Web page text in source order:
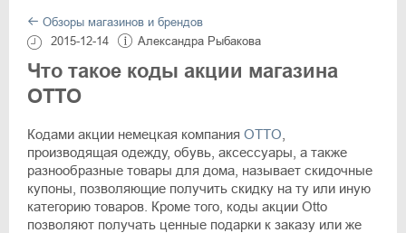
Обзоры магазинов и брендов
2015-12-14
Александра Рыбакова
Что такое коды акции магазина
OTTO
Кодами акции немецкая компания OTTO
производящая одежду, обувь, аксессуары, а также
разнообразные товары для дома, называет скидочные
купоны, позволяющие получить скидку на ту или иную
категорию товаров. Кроме того, коды акции Otto
позволяют получать ценные подарки к заказу или же